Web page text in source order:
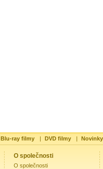
Blu-ray filmy | DVD filmy |
O společnosti
O společnosti